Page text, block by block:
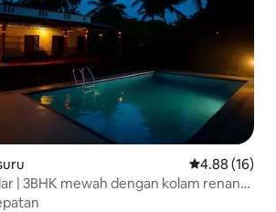
Penarafan
4.88 (16)
| 3BHK mewah dengan kolam renang,